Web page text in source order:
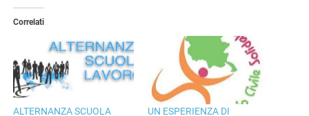
Correlati
ALTERNANZA SCUOLA
UN ESPERIENZA DI